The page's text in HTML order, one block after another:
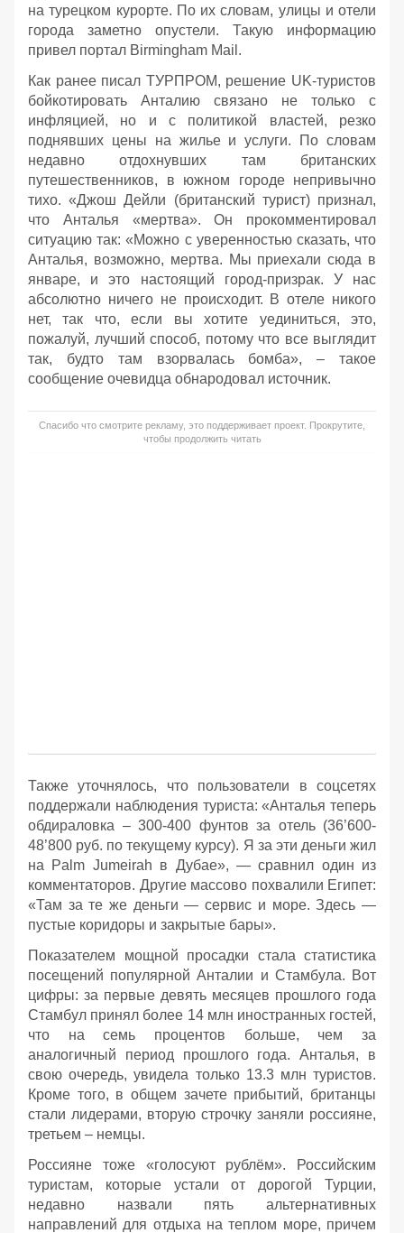
на турецком курорте. По их словам, улицы и отели
города заметно опустели. Такую информацию
привел портал Birmingham Mail.
Как ранее писал ТУРПРОМ, решение UK-туристов
бойкотировать Анталию связано не только с
инфляцией, но и с политикой властей, резко
поднявших цены на жилье и услуги. По словам
недавно отдохнувших там британских
путешественников, в южном городе непривычно
тихо. «Джош Дейли (британский турист) признал,
что Анталья «мертва». Он прокомментировал
ситуацию так: «Можно с уверенностью сказать, что
Анталья, возможно, мертва. Мы приехали сюда в
январе, и это настоящий город-призрак. У нас
абсолютно ничего не происходит. В отеле никого
нет, так что, если вы хотите уединиться, это,
пожалуй, лучший способ, потому что все выглядит
так, будто там взорвалась бомба», – такое
сообщение очевидца обнародовал источник.
Спасибо что смотрите рекламу, это поддерживает проект. Прокрутите,
чтобы продолжить читать
Также уточнялось, что пользователи в соцсетях
поддержали наблюдения туриста: «Анталья теперь
обдираловка – 300-400 фунтов за отель (36’600-
48’800 руб. по текущему курсу). Я за эти деньги жил
на Palm Jumeirah в Дубае», — сравнил один из
комментаторов. Другие массово похвалили Египет:
«Там за те же деньги — сервис и море. Здесь —
пустые коридоры и закрытые бары».
Показателем мощной просадки стала статистика
посещений популярной Анталии и Стамбула. Вот
цифры: за первые девять месяцев прошлого года
Стамбул принял более 14 млн иностранных гостей,
что на семь процентов больше, чем за
аналогичный период прошлого года. Анталья, в
свою очередь, увидела только 13.3 млн туристов.
Кроме того, в общем зачете прибытий, британцы
стали лидерами, вторую строчку заняли россияне,
третьем – немцы.
Россияне тоже «голосуют рублём». Российским
туристам, которые устали от дорогой Турции,
недавно назвали пять альтернативных
направлений для отдыха на теплом море, причем